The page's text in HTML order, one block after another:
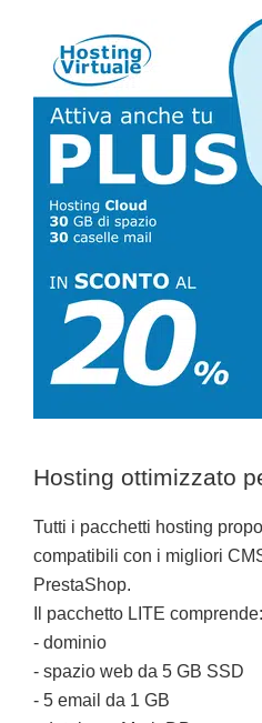
Hosting ottimizzato
Tutti i pacchetti hosting
compatibili con i migliori
PrestaShop.
Il pacchetto LITE comprende:
- dominio
- spazio web da 5 GB SSD
- 5 email da 1 GB